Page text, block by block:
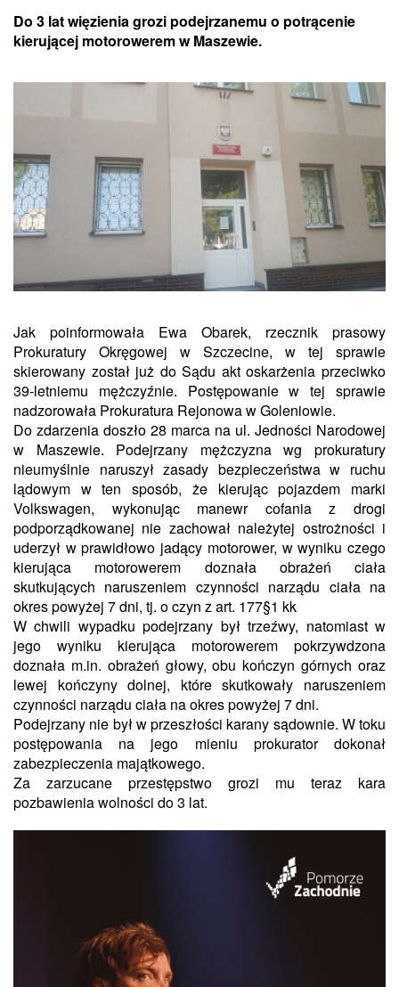
Do 3 lat więzienia grozi podejrzanemu o potrącenie
kierującej motorowerem w Maszewie.
Jak poinformowała Ewa Obarek, rzecznik prasowy
Prokuratury Okręgowej w Szczecine, w tej sprawie
skierowany został już do Sądu akt oskarżenia przeciwko
39-letniemu mężczyźnie. Postępowanie w tej sprawie
nadzorowała Prokuratura Rejonowa w Goleniowie.
Do zdarzenia doszło 28 marca na ul. Jedności Narodowej
w Maszewie. Podejrzany mężczyzna wg prokuratury
nieumyślnie naruszył zasady bezpieczeństwa w ruchu
lądowym w ten sposób, że kierując pojazdem marki
Volkswagen, wykonując manewr cofania z drogi
podporządkowanej nie zachował należytej ostrożności i
uderzył w prawidłowo jadący motorower, w wyniku czego
kierująca motorowerem doznała obrażeń ciała
skutkujących naruszeniem czynności narządu ciała na
okres powyżej 7 dni, tj. o czyn z art. 177§1 kk
W chwili wypadku podejrzany był trzeźwy, natomiast w
jego wyniku kierująca motorowerem pokrzywdzona
doznała m.in. obrażeń głowy, obu kończyn górnych oraz
lewej kończyny dolnej, które skutkowały naruszeniem
czynności narządu ciała na okres powyżej 7 dni.
Podejrzany nie był w przeszłości karany sądownie. W toku
postępowania na jego mieniu prokurator dokonał
zabezpieczenia majątkowego.
Za zarzucane przestępstwo grozi mu teraz kara
pozbawienia wolności do 3 lat.